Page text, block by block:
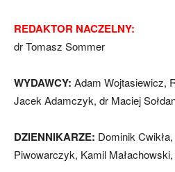
REDAKTOR NACZELNY:
dr Tomasz Sommer
WYDAWCY: Adam Wojtasiewicz,
Jacek Adamczyk, dr Maciej
DZIENNIKARZE: Dominik
Piwowarczyk, Kamil